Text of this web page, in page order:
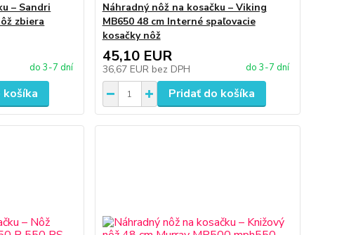
– Sandri
zbiera
do 3-7 dní
košíka
Náhradný nôž na kosačku – Viking
MB650 48 cm Interné spaľovacie
kosačky nôž
45,10 EUR
36,67 EUR bez DPH do 3-7 dní
Pridať do košíka